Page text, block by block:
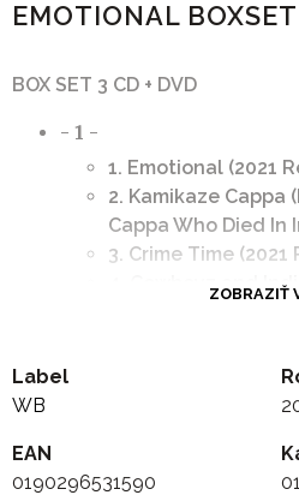
EMOTIONAL BOXSET
BOX SET 3 CD + DVD
- 1 -
1. Emotional (2021
2. Kamikaze Cappa
Cappa Who Died In
3. Crime Time (2021
4. Cowboyz and
6. The Star of Moon
8. The Sound of
9. The Kiss of
ZOBRAZIŤ
Label
WB
EAN
0190296531590